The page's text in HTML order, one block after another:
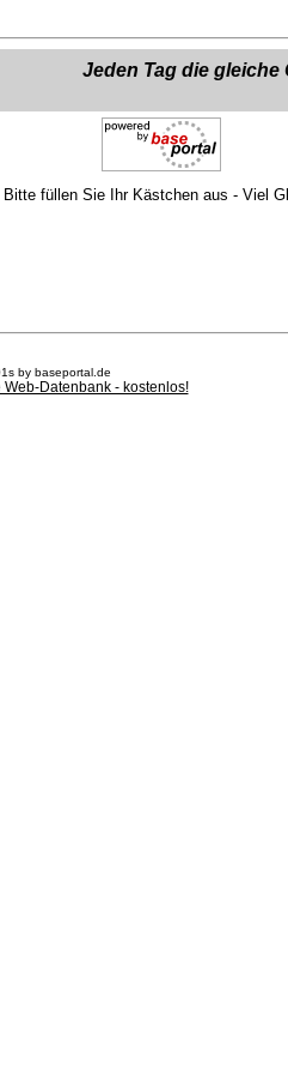
Jeden Tag die gleiche
Bitte füllen Sie Ihr Kästchen aus - Viel
by baseportal.de
Datenbank - kostenlos!